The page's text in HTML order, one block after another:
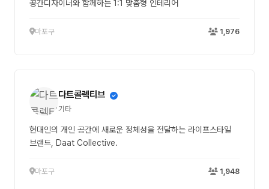
공간디자이너와 함께하는 1:1 맞춤형 인테리어
마포구 1,976
다트콜렉티브
기타
현대인의 개인 공간에 새로운 정체성을 전달하는 라이프스타일
브랜드, Daat Collective.
마포구 1,948